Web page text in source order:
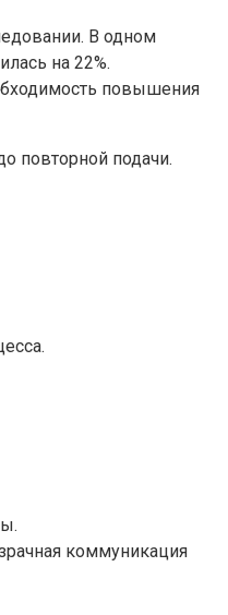
В одном
на 22%.
повышения
повторной подачи.
коммуникация